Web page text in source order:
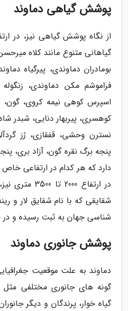
پوشش گیاهی دماوند
از نگاه پوشش گیاهی نیز، در
گیاهانی متنوع مانند کلاه
بومادران دماوندی، پیرگیاه
فراموشم مکن دماوندی،
اسپرس کوهی نیمه کروی،
کوهسری، پیربهار دنایی، شبدر
نسترن وحشی، قفقازی، رُز
پنجه برگ نقره گون، آزاد بری،
دارد که هر کدام در ارتفاعی
در ارتفاع
شقایقی که با نام شقایق لار و
شناسی جهان به ثبت رسیده و
پوشش جانوری دماوند
دماوند به علت موقعیت
گونه های جانوری مختلفی مثل
گیاه خوار، پرندگان و دیگر